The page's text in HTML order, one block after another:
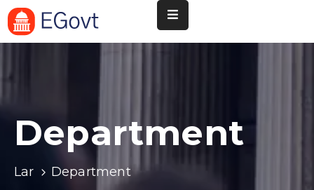
Pará
Cultura
Esportes
Department
Lar Department